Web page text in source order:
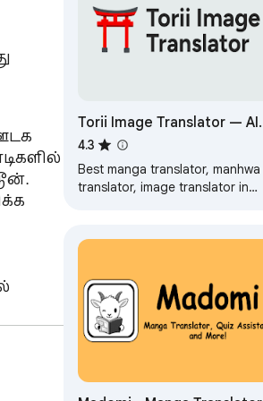
Torii Image Translator — AI
Manga Translator, Manhwa
Translator ...
4.3
Best manga translator, manhwa
translator, image translator in